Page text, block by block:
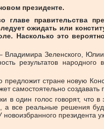
президенте.
правительства
ожидать или
Насколько это
Владимира Зеленского,
результатов
стране новую
самостоятельно создавать
в один голос говорят,
а все реальные